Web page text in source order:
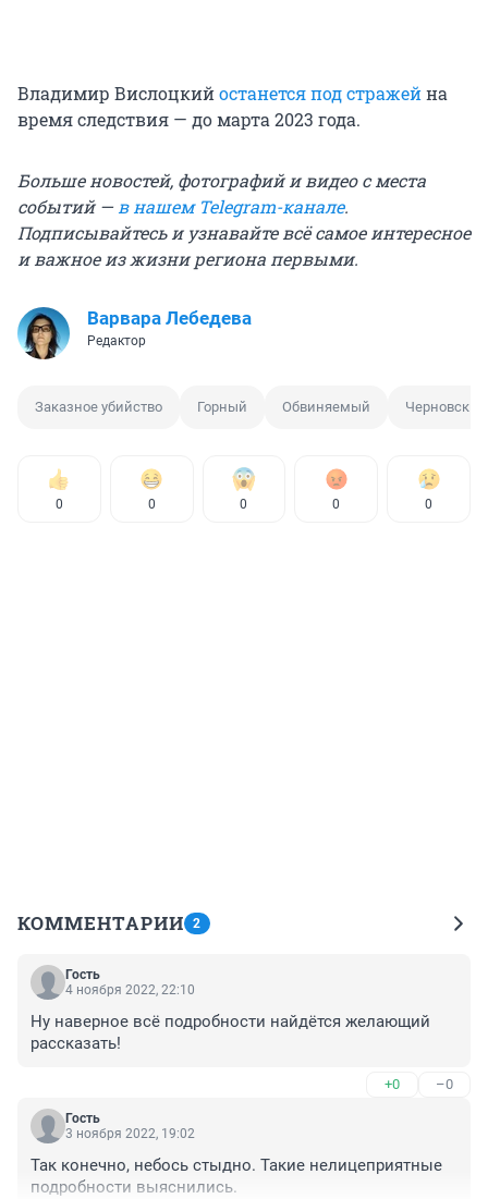
Владимир Вислоцкийостанется под стражейна
время следствия — до марта 2023 года.
Больше новостей, фотографий и видео с места
событий —в нашем Telegram-канале.
Подписывайтесь и узнавайте всё самое интересное
и важное из жизни региона первыми.
Варвара Лебедева
Редактор
Заказное убийство Горный Обвиняемый
0 0 0 0 0
КОММЕНТАРИИ 2
Гость
4 ноября 2022, 22:10
Ну наверное всё подробности найдётся желающий
рассказать!
+0 –0
Гость
3 ноября 2022, 19:02
Так конечно, небось стыдно. Такие нелицеприятные
подробности выяснились.